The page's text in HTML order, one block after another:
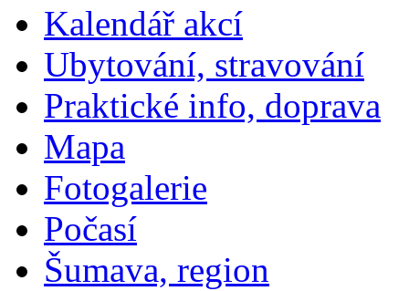
Kalendář akcí
Ubytování, stravování
Praktické info, doprava
Mapa
Fotogalerie
Počasí
Šumava, region